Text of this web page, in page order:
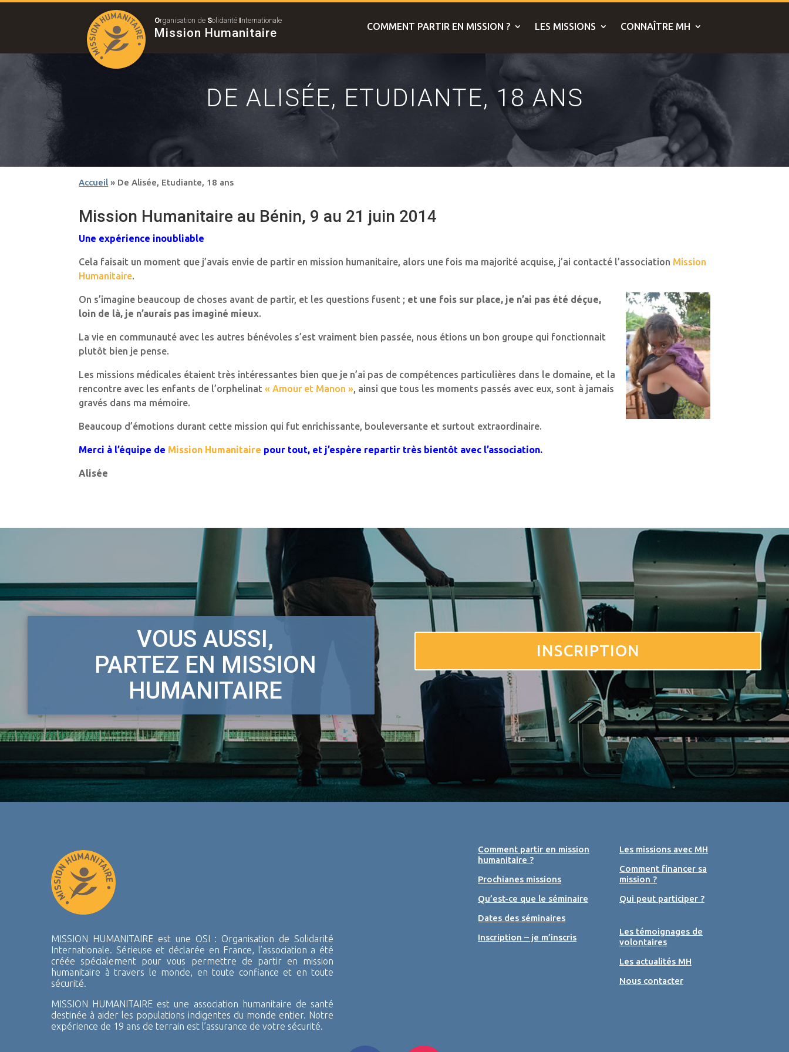
Organisation de Solidarité Internationale
Mission Humanitaire COMMENT PARTIR EN MISSION ? LES MISSIONS CONNAÎTRE MH
DE ALISÉE, ETUDIANTE, 18 ANS
Accueil » De Alisée, Etudiante, 18 ans
Mission Humanitaire au Bénin, 9 au 21 juin 2014
Une expérience inoubliable
Cela faisait un moment que j’avais envie de partir en mission humanitaire, alors une fois ma majorité acquise, j’ai contacté l’association Mission
Humanitaire.
On s’imagine beaucoup de choses avant de partir, et les questions fusent ; et une fois sur place, je n’ai pas été déçue,
loin de là, je n’aurais pas imaginé mieux.
La vie en communauté avec les autres bénévoles s’est vraiment bien passée, nous étions un bon groupe qui fonctionnait
plutôt bien je pense.
Les missions médicales étaient très intéressantes bien que je n’ai pas de compétences particulières dans le domaine, et la
rencontre avec les enfants de l’orphelinat« Amour et Manon », ainsi que tous les moments passés avec eux, sont à jamais
gravés dans ma mémoire.
Beaucoup d’émotions durant cette mission qui fut enrichissante, bouleversante et surtout extraordinaire.
Merci à l’équipe de Mission Humanitaire pour tout, et j’espère repartir très bientôt avec l’association.
Alisée
VOUS AUSSI,
PARTEZ EN MISSION
HUMANITAIRE
INSCRIPTION
MISSION HUMANITAIRE est une OSI : Organisation de Solidarité
Internationale. Sérieuse et déclarée en France, l’association a été
créée spécialement pour vous permettre de partir en mission
humanitaire à travers le monde, en toute confiance et en toute
sécurité.
MISSION HUMANITAIRE est une association humanitaire de santé
destinée à aider les populations indigentes du monde entier. Notre
expérience de 19 ans de terrain est l’assurance de votre sécurité.
Comment partir en mission
humanitaire ?
Prochianes missions
Qu’est-ce que le séminaire
Dates des séminaires
Inscription – je m’inscris
Les missions avec MH
Comment financer sa
mission ?
Qui peut participer ?
Les témoignages de
volontaires
Les actualités MH
Nous contacter